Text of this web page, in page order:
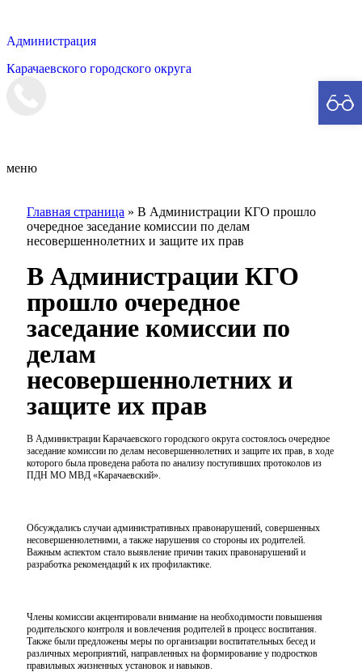
Администрация
Карачаевского городского округа
меню
Главная страница » В Администрации КГО прошло
очередное заседание комиссии по делам
несовершеннолетних и защите их прав
В Администрации КГО
прошло очередное
заседание комиссии по
делам
несовершеннолетних и
защите их прав
В Администрации Карачаевского городского округа состоялось очередное
заседание комиссии по делам несовершеннолетних и защите их прав, в ходе
которого была проведена работа по анализу поступивших протоколов из
ПДН МО МВД «Карачаевский».
Обсуждались случаи административных правонарушений, совершенных
несовершеннолетними, а также нарушения со стороны их родителей.
Важным аспектом стало выявление причин таких правонарушений и
разработка рекомендаций к их профилактике.
Члены комиссии акцентировали внимание на необходимости повышения
родительского контроля и вовлечения родителей в процесс воспитания.
Также были предложены меры по организации воспитательных бесед и
различных мероприятий, направленных на формирование у подростков
правильных жизненных установок и навыков.